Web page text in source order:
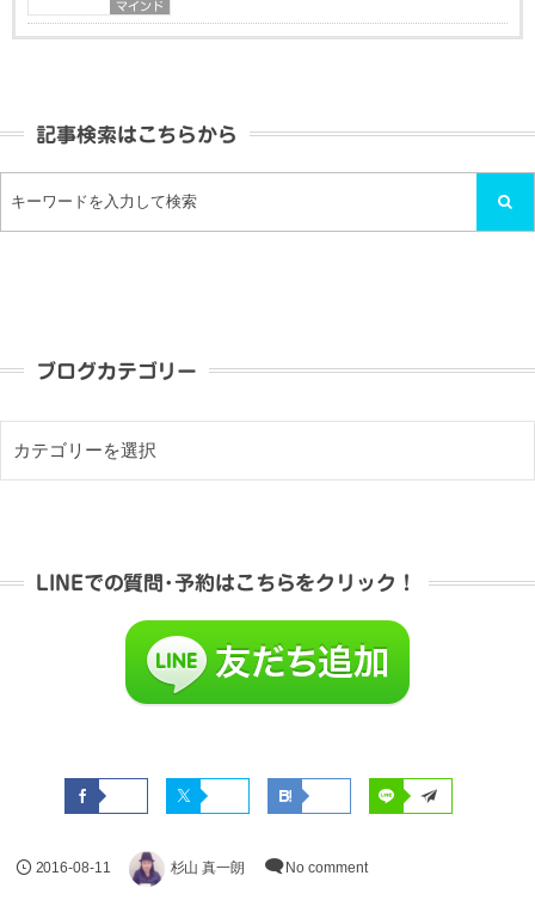
マインド
記事検索はこちらから
ブログカテゴリー
LINEでの質問･予約はこちらをクリック！
2016-08-11 杉山 真一朗 No comment